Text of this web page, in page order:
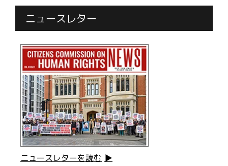
ニュースレター
ニュースレターを読む ▶